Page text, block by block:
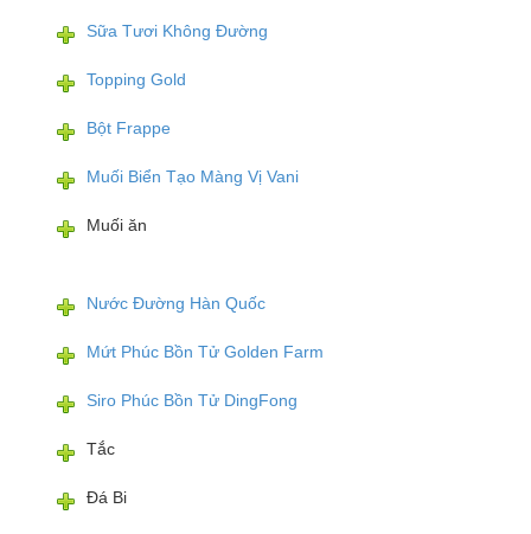
Sữa Tươi Không Đường
Topping Gold
Bột Frappe
Muối Biển Tạo Màng Vị Vani
Muối ăn
Nước Đường Hàn Quốc
Mứt Phúc Bồn Tử Golden Farm
Siro Phúc Bồn Tử DingFong
Tắc
Đá Bi